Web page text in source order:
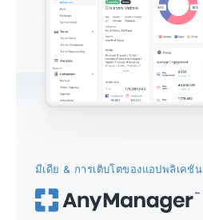
มีเดีย & การเติบโตของแอปพลิเคชัน